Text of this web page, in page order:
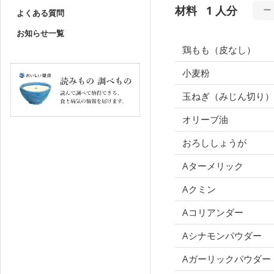
よくある質問
お知らせ一覧
材料 1 人分
鶏もも（皮なし）
小麦粉
玉ねぎ（みじん切り）
オリーブ油
おろししょうが
Aターメリック
Aクミン
Aコリアンダー
Aシナモンパウダー
Aガーリックパウダー